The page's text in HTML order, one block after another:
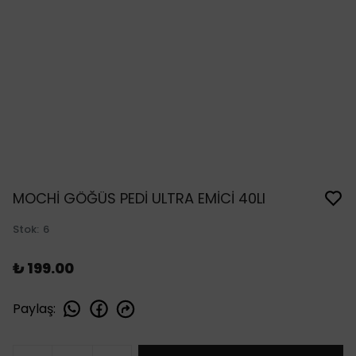
MOCHİ GÖĞÜS PEDİ ULTRA EMİCİ 40LI
Stok: 6
₺ 199.00
Paylaş: